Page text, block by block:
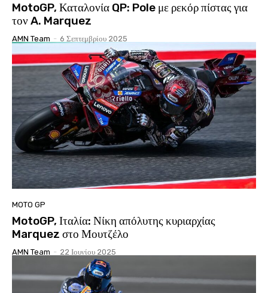
MotoGP, Καταλονία QP: Pole με ρεκόρ πίστας για
τον A. Marquez
AMN Team - 6 Σεπτεμβρίου 2025
MOTO GP
MotoGP, Ιταλία: Νίκη απόλυτης κυριαρχίας
Marquez στο Μουτζέλο
AMN Team - 22 Ιουνίου 2025